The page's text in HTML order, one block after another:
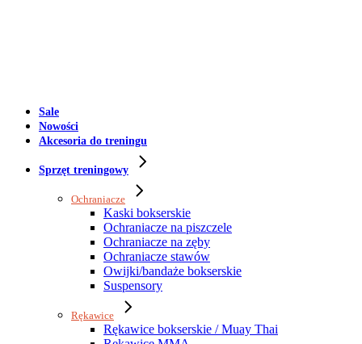
Sale
Nowości
Akcesoria do treningu
Sprzęt treningowy
Ochraniacze
Kaski bokserskie
Ochraniacze na piszczele
Ochraniacze na zęby
Ochraniacze stawów
Owijki/bandaże bokserskie
Suspensory
Rękawice
Rękawice bokserskie / Muay Thai